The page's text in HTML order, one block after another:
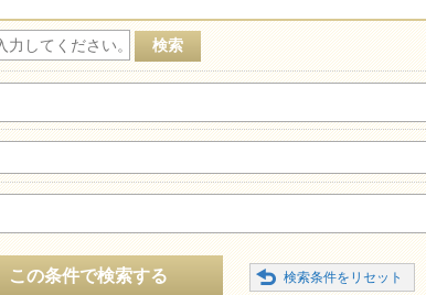
この条件で検索する